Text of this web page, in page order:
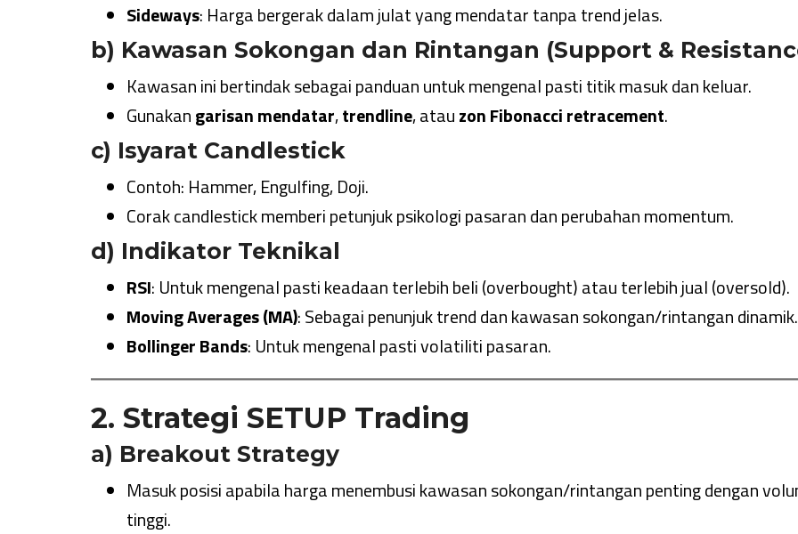
Sideways: Harga bergerak dalam julat yang mendatar tanpa trend jelas.
b) Kawasan Sokongan dan Rintangan (Support &
Kawasan ini bertindak sebagai panduan untuk mengenal pasti titik masuk dan keluar.
Gunakangarisan mendatar,trendline, atauzon Fibonacci retracement.
c) Isyarat Candlestick
Contoh: Hammer, Engulfing, Doji.
Corak candlestick memberi petunjuk psikologi pasaran dan perubahan momentum.
d) Indikator Teknikal
RSI: Untuk mengenal pasti keadaan terlebih beli (overbought) atau terlebih jual (oversold).
Moving Averages (MA): Sebagai penunjuk trend dan kawasan sokongan/rintangan dinamik.
Bollinger Bands: Untuk mengenal pasti volatiliti pasaran.
2. Strategi SETUP Trading
a) Breakout Strategy
Masuk posisi apabila harga menembusi kawasan sokongan/rintangan penting dengan
tinggi.